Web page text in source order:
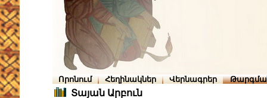
Որոնում Հեղինակներ Վերնագրեր
Տայան Արբուն